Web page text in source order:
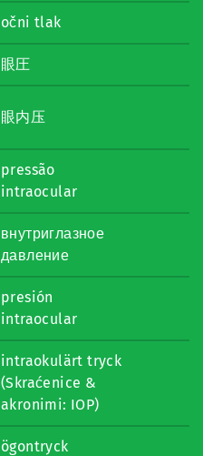
očni tlak
眼圧
眼内压
pressão
intraocular
внутриглазное
давление
presión
intraocular
intraokulärt tryck
(Skraćenice &
akronimi: IOP)
ögontryck